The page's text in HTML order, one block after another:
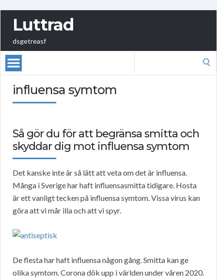
Luttrad
dsgetreasf
influensa symtom
Så gör du för att begränsa smitta och
skyddar dig mot influensa symtom
Det kanske inte är så lätt att veta om det är influensa.
Många i Sverige har haft influensasmitta tidigare. Hosta
är ett vanligt tecken på influensa symtom. Vissa virus kan
göra att vi mår illa och att vi spyr.
De flesta har haft influensa någon gång. Smitta kan ge
olika symtom. Corona dök upp i världen under våren 2020.